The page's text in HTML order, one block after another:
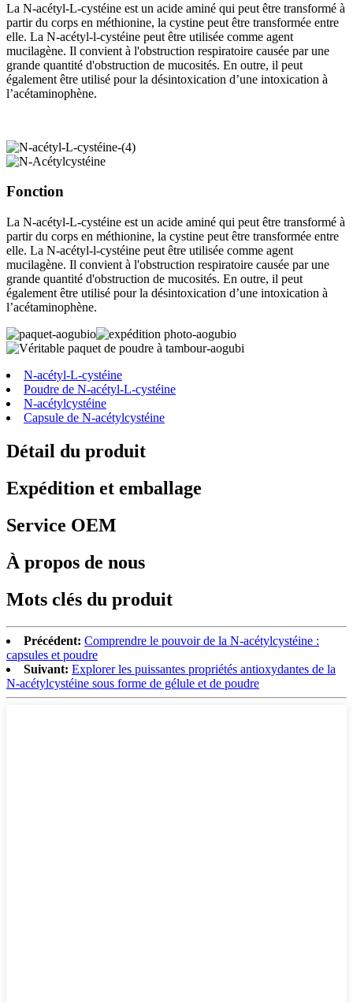
La N-acétyl-L-cystéine est un acide aminé qui peut être transformé à
partir du corps en méthionine, la cystine peut être transformée entre
elle. La N-acétyl-l-cystéine peut être utilisée comme agent
mucilagène. Il convient à l'obstruction respiratoire causée par une
grande quantité d'obstruction de mucosités. En outre, il peut
également être utilisé pour la désintoxication d’une intoxication à
l’acétaminophène.
Fonction
La N-acétyl-L-cystéine est un acide aminé qui peut être transformé à
partir du corps en méthionine, la cystine peut être transformée entre
elle. La N-acétyl-l-cystéine peut être utilisée comme agent
mucilagène. Il convient à l'obstruction respiratoire causée par une
grande quantité d'obstruction de mucosités. En outre, il peut
également être utilisé pour la désintoxication d’une intoxication à
l’acétaminophène.
N-acétyl-L-cystéine
Poudre de N-acétyl-L-cystéine
N-acétylcystéine
Capsule de N-acétylcystéine
Détail du produit
Expédition et emballage
Service OEM
À propos de nous
Mots clés du produit
Précédent: Comprendre le pouvoir de la N-acétylcystéine :
capsules et poudre
Suivant: Explorer les puissantes propriétés antioxydantes de la
N-acétylcystéine sous forme de gélule et de poudre